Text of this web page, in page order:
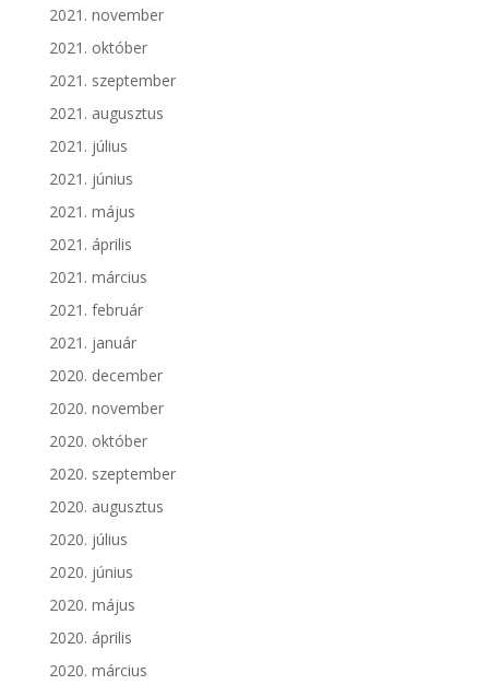
2021. november
2021. október
2021. szeptember
2021. augusztus
2021. július
2021. június
2021. május
2021. április
2021. március
2021. február
2021. január
2020. december
2020. november
2020. október
2020. szeptember
2020. augusztus
2020. július
2020. június
2020. május
2020. április
2020. március